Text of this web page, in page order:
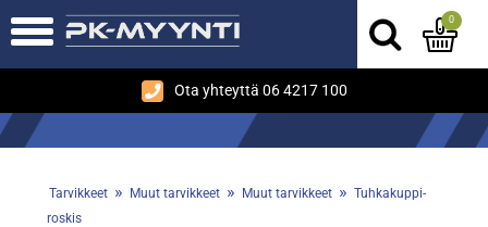
Ota yhteyttä 06 4217 100
0
Tarvikkeet » Muut tarvikkeet » Muut tarvikkeet » Tuhkakuppi-
roskis